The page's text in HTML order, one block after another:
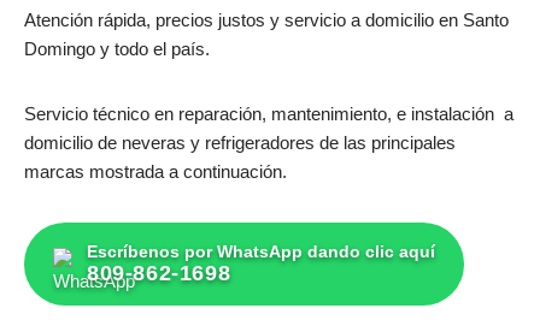
Atención rápida, precios justos y servicio a domicilio en Santo
Domingo y todo el país.
Servicio técnico en reparación, mantenimiento, e instalación a
domicilio de neveras y refrigeradores de las principales
marcas mostrada a continuación.
Escríbenos por WhatsApp dando clic aquí
809-862-1698